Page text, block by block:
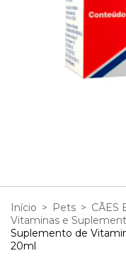
Início > Pets > CÃES
Vitaminas e
Suplemento de
20ml